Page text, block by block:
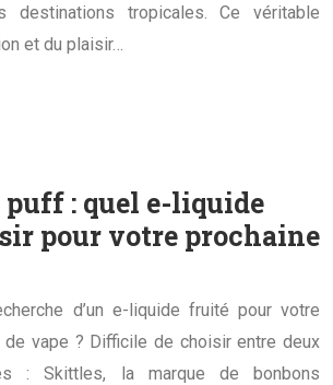
destinations tropicales. Ce véritable
et du plaisir…
: quel e-liquide
pour votre prochaine
d’un e-liquide fruité pour votre
vape ? Difficile de choisir entre deux
: Skittles, la marque de bonbons